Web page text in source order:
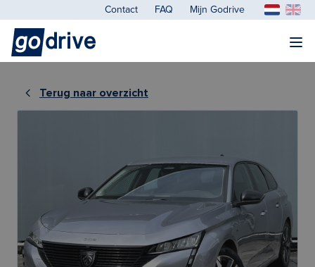
Contact FAQ Mijn Godrive
Terug naar overzicht